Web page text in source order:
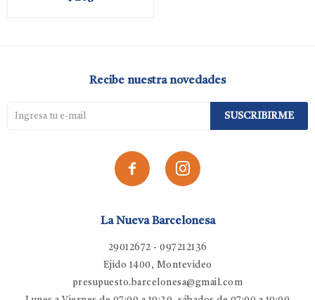
La Nueva Barcelonesa
29012672 - 097212136
Ejido 1400, Montevideo
presupuesto.barcelonesa@gmail.com
Recibe nuestra novedades
SUSCRIBIRME
 